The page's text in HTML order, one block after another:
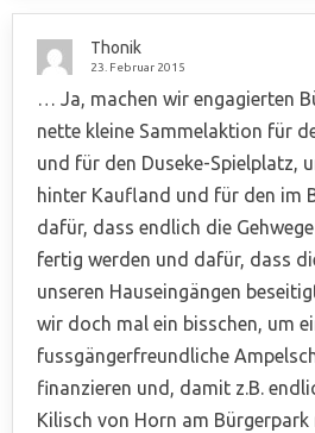
Thonik
23. Februar 2015
… Ja, machen wir engagierten
nette kleine Sammelaktion für
und für den Duseke-Spielplatz,
hinter Kaufland und für den im
dafür, dass endlich die
fertig werden und dafür, dass
unseren Hauseingängen
wir doch mal ein bisschen, um
fussgängerfreundliche
finanzieren und, damit z.B.
Kilisch von Horn am